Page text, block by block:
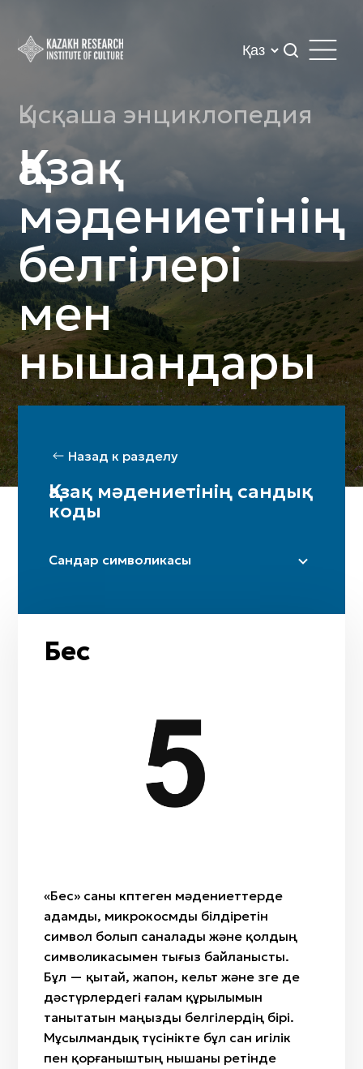
Қысқаша энциклопедия
Қазақ
мәдениетінің
белгілері
мен
нышандары
Назад к разделу
Қазақ мәдениетінің сандық
коды
Сандар символикасы
Екi
Төрт
Жиырма бес
Бес
«Бес» саны көптеген мәдениеттерде
адамды, микрокосмды білдіретін
символ болып саналады және қолдың
символикасымен тығыз байланысты.
Бұл — қытай, жапон, кельт және өзге де
дәстүрлердегі ғалам құрылымын
танытатын маңызды белгілердің бірі.
Мұсылмандық түсінікте бұл сан игілік
пен қорғаныштың нышаны ретінде